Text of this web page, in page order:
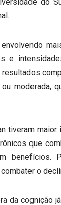
e
moderada,
tiveram
que
benefícios.
o
da cognição